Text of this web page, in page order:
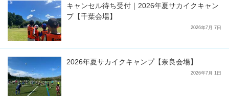
キャンセル待ち受付｜2026年夏サカイクキャン
プ【千葉会場】
2026年7月 7日
2026年夏サカイクキャンプ【奈良会場】
2026年7月 1日